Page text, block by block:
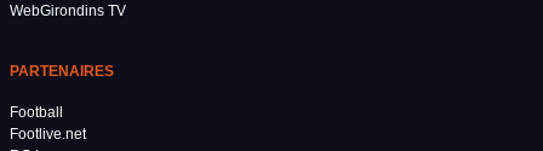
WebGirondins TV
PARTENAIRES
Football
Footlive.net